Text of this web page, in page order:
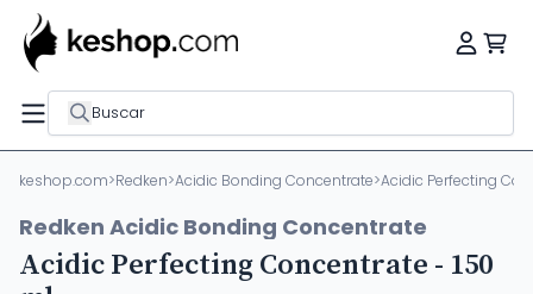
Buscar
keshop.com>Redken>Acidic Bonding Concentrate>Acidic Perfecting
Redken Acidic Bonding Concentrate
Acidic Perfecting Concentrate - 150